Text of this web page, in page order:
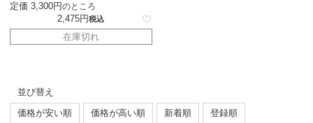
定価 3,300 のところ
2,475 税込
在庫切れ
並び替え
価格が安い順
価格が高い順 新着順
登録順